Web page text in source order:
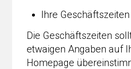
Ihre Geschäftszeiten
Die Geschäftszeiten
etwaigen Angaben auf
Homepage